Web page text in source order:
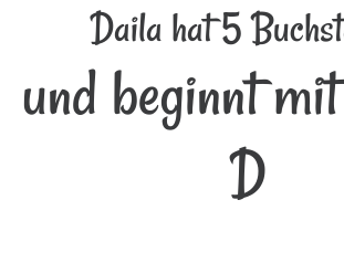
Daila hat 5
und beginnt
D